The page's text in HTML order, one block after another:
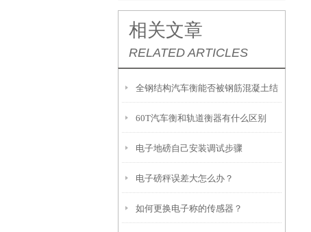
相关文章
RELATED ARTICLES
全钢结构汽车衡能否被钢筋混凝土结
构电子汽车衡逐步取代？
60T汽车衡和轨道衡器有什么区别
电子地磅自己安装调试步骤
电子磅秤误差大怎么办？
如何更换电子称的传感器？